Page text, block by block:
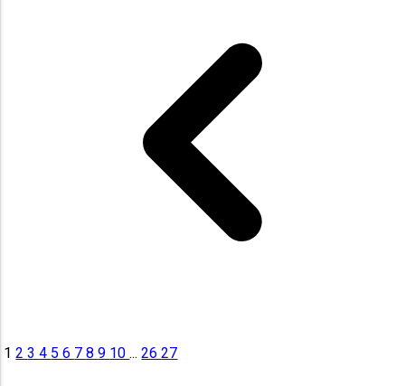
1 234 56 789 10... 2627